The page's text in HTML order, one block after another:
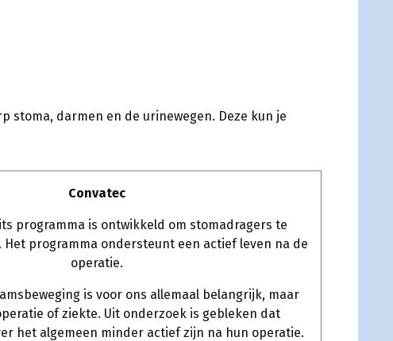
stoma, darmen en de urinewegen. Deze kun je
Convatec
programma is ontwikkeld om stomadragers te
programma ondersteunt een actief leven na de
operatie.
is voor ons allemaal belangrijk, maar
of ziekte. Uit onderzoek is gebleken dat
het algemeen minder actief zijn na hun operatie.